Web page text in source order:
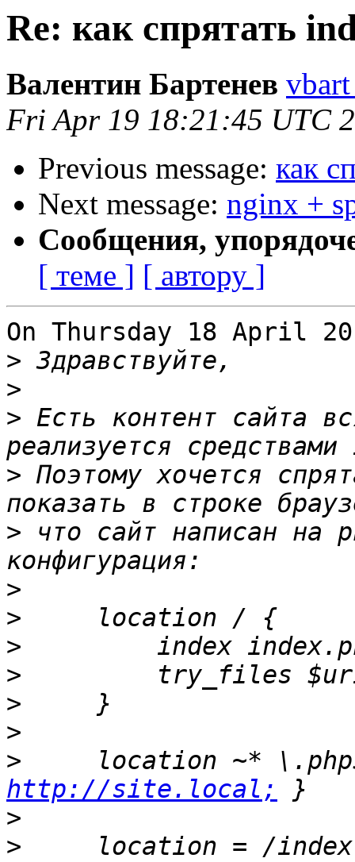
Re: как спрятать
Валентин Бартенев
Fri Apr 19 18:21:45 UTC
Previous message: как
Next message: nginx +
Сообщения,
[ теме ] [ автору ]
On Thursday 18 April
>
>
> Есть контент сайта
> Поэтому хочется
> что сайт написан на
>
>
>
>
>
>
>
http://site.local;
>
>
location = /